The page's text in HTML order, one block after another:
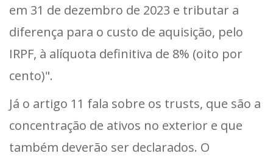
em 31 de dezembro de 2023 e tributar a
diferença para o custo de aquisição, pelo
IRPF, à alíquota definitiva de 8% (oito por
cento)".
Já o artigo 11 fala sobre os trusts, que são a
concentração de ativos no exterior e que
também deverão ser declarados. O